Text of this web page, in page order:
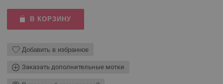
В КОРЗИНУ
Добавить в избранное
Заказать дополнительные мотки